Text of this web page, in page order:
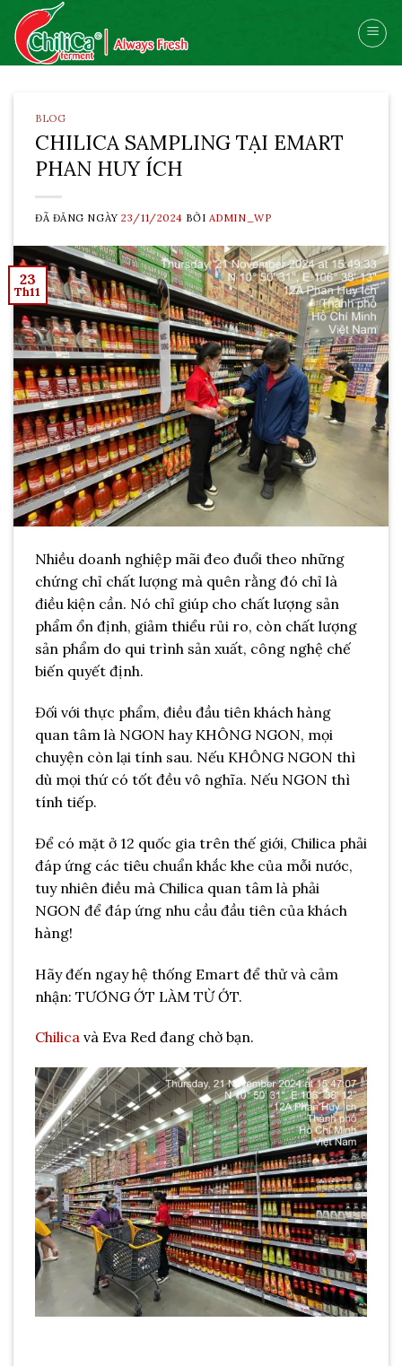
Skip
content
BLOG
CHILICA SAMPLING TẠI EMART
PHAN HUY ÍCH
ĐÃ ĐĂNG NGÀY23/11/2024 BỞI ADMIN_WP
23
Th11
Nhiều doanh nghiệp mãi đeo đuổi theo những
chứng chỉ chất lượng mà quên rằng đó chỉ là
điều kiện cần. Nó chỉ giúp cho chất lượng sản
phẩm ổn định, giảm thiểu rủi ro, còn chất lượng
sản phẩm do qui trình sản xuất, công nghệ chế
biến quyết định.
Đối với thực phẩm, điều đầu tiên khách hàng
quan tâm là NGON hay KHÔNG NGON, mọi
chuyện còn lại tính sau. Nếu KHÔNG NGON thì
dù mọi thứ có tốt đều vô nghĩa. Nếu NGON thì
tính tiếp.
Để có mặt ở 12 quốc gia trên thế giới, Chilica phải
đáp ứng các tiêu chuẩn khắc khe của mỗi nước,
tuy nhiên điều mà Chilica quan tâm là phải
NGON để đáp ứng nhu cầu đầu tiên của khách
hàng!
Hãy đến ngay hệ thống Emart để thử và cảm
nhận: TƯƠNG ỚT LÀM TỪ ỚT.
Chilica và Eva Red đang chờ bạn.